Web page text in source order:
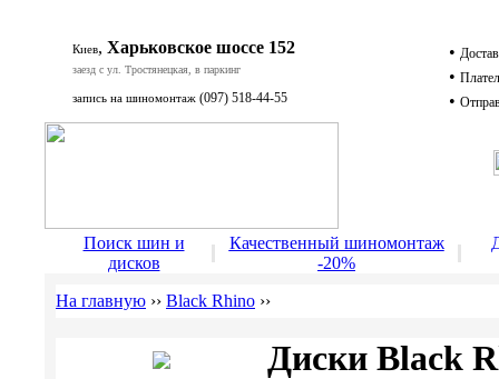
Киев, Харьковское шоссе 152
заезд с ул. Тростянецкая, в паркинг
запись на шиномонтаж (097) 518-44-55
•
•
•
Поиск шин и
дисков
Качественный шиномонтаж
-20%
На главную ›› Black Rhino ››
Диски Black